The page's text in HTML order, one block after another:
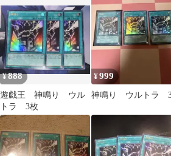
¥888
遊戯王 神鳴り ウル
トラ 3枚
¥999
神鳴り ウルトラ